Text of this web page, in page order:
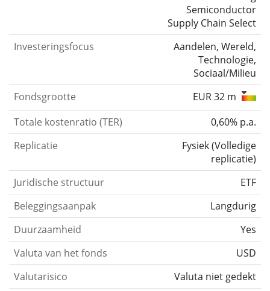
Semiconductor
Supply Chain Select
Investeringsfocus
Aandelen, Wereld,
Technologie,
Sociaal/Milieu
Fondsgrootte
EUR 32 m
Totale kostenratio (TER)
0,60% p.a.
Replicatie
Fysiek(Volledige
replicatie)
Juridische structuur
ETF
Beleggingsaanpak
Langdurig
Duurzaamheid
Yes
Valuta van het fonds
USD
Valutarisico
Valuta niet gedekt